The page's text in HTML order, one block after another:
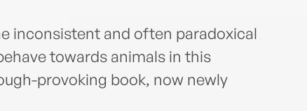
inconsistent and often paradoxical
towards animals in this
provoking book, now newly